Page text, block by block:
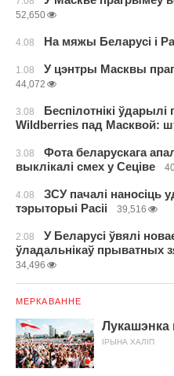
52,650
4.08 На мяжы Беларусі і
1.08 У цэнтры Масквы
44,072
3.08
Беспілотнікі
Wildberries пад Масквой:
3.08
Фота беларускага
выклікалі смех у Сеціве
4.08
ЗСУ пачалі наносіць
тэрыторыі Расіі
39,516
2.08
У Беларусі ўвялі
ўладальнікаў прыватных
34,496
МЕРКАВАННЕ
Лукашэнка
ІРЫНА ХАЛІП